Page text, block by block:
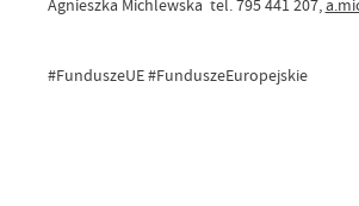
Agnieszka Michlewska tel. 795 441 207,
#FunduszeUE #FunduszeEuropejskie